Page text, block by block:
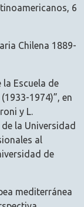
6
Chilena 1889-
la Escuela de
1974)”, en
y L.
la Universidad
al
de
mediterránea